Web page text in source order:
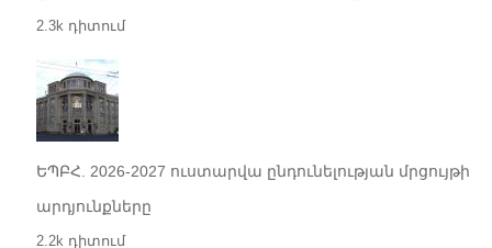
2.3k դիտում
ԵՊԲՀ. 2026-2027 ուստարվա ընդունելության մրցույթի
արդյունքները
2.2k դիտում